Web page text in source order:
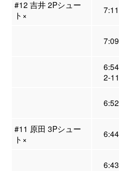
#12 吉井 2Pシュー
ト×
7:11
7:09
6:54
2-11
6:52
#11 原田 3Pシュー
ト×
6:44
6:43